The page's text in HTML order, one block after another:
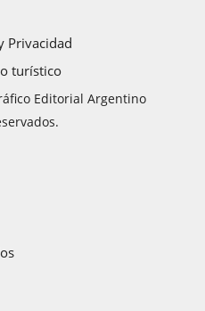
Privacidad
turístico
Editorial Argentino